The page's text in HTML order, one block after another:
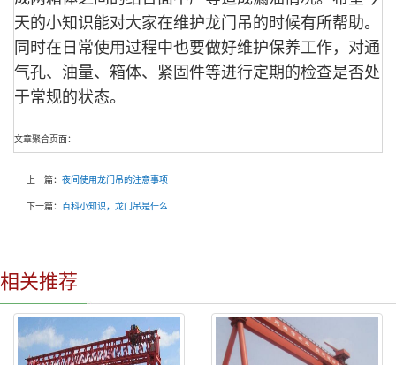
天的小知识能对大家在维护龙门吊的时候有所帮助。
同时在日常使用过程中也要做好维护保养工作，对通
气孔、油量、箱体、紧固件等进行定期的检查是否处
于常规的状态。
文章聚合页面：
上一篇： 夜间使用龙门吊的注意事项
下一篇： 百科小知识，龙门吊是什么
相关推荐